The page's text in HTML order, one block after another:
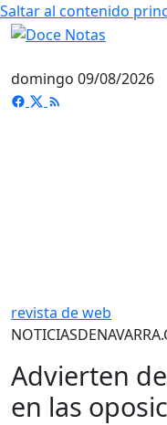
Saltar al contenido
domingo 09/08/2026
revista de web
Advierten
en las